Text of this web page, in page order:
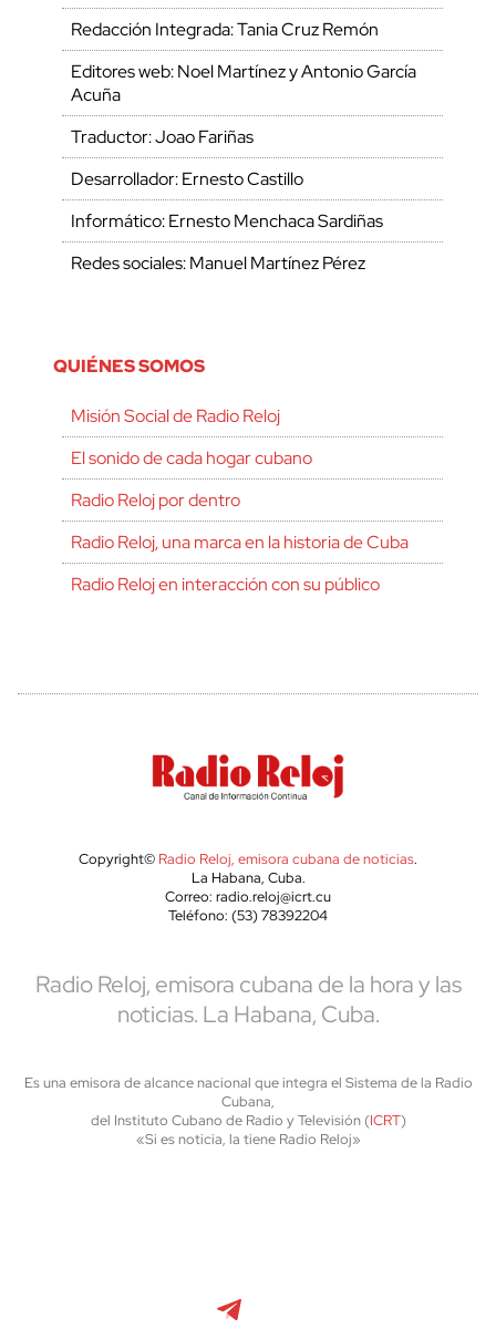
Redacción Integrada: Tania Cruz Remón
Editores web: Noel Martínez y Antonio García
Acuña
Traductor: Joao Fariñas
Desarrollador: Ernesto Castillo
Informático: Ernesto Menchaca Sardiñas
Redes sociales: Manuel Martínez Pérez
QUIÉNES SOMOS
Misión Social de Radio Reloj
El sonido de cada hogar cubano
Radio Reloj por dentro
Radio Reloj, una marca en la historia de Cuba
Radio Reloj en interacción con su público
Copyright© Radio Reloj, emisora cubana de noticias.
La Habana, Cuba.
Correo: radio.reloj@icrt.cu
Teléfono: (53) 78392204
Radio Reloj, emisora cubana de la hora y las
noticias. La Habana, Cuba.
Es una emisora de alcance nacional que integra el Sistema de la Radio
Cubana,
del Instituto Cubano de Radio y Televisión (ICRT)
«Si es noticia, la tiene Radio Reloj»